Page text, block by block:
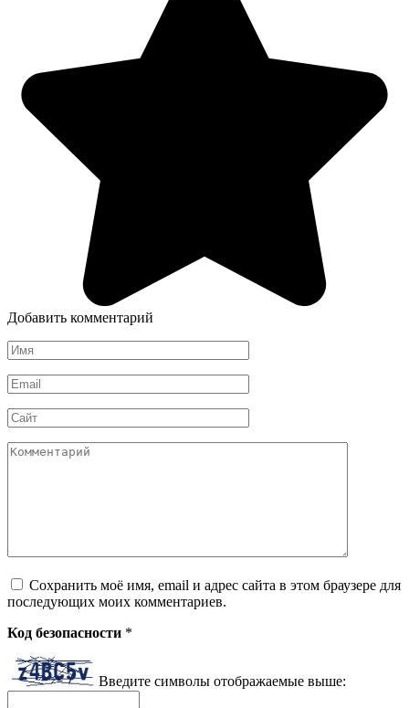
Добавить комментарий
Имя
*
Email
*
Сайт
Комментарий
Сохранить моё имя, email и адрес сайта в этом браузере для
последующих моих комментариев.
Код безопасности *
Введите символы отображаемые выше: